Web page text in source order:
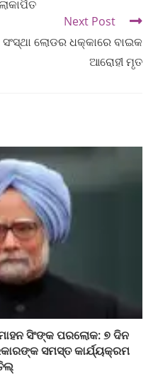
Next Post
ସଂସ୍ଥା ଲୋଡର ଧକ୍କାରେ ବାଇକ
ଆରୋହୀ ମୃତ
ସିଂଙ୍କ ପରଲୋକ: ୭ ଦିନ
ସମସ୍ତ କାର୍ଯ୍ୟକ୍ରମ